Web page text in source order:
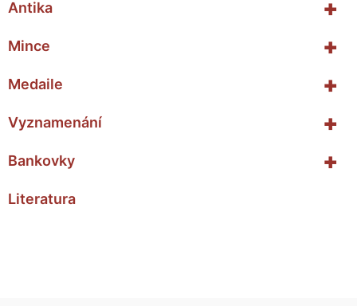
+
Antika
+
Mince
+
Medaile
+
Vyznamenání
+
Bankovky
Literatura